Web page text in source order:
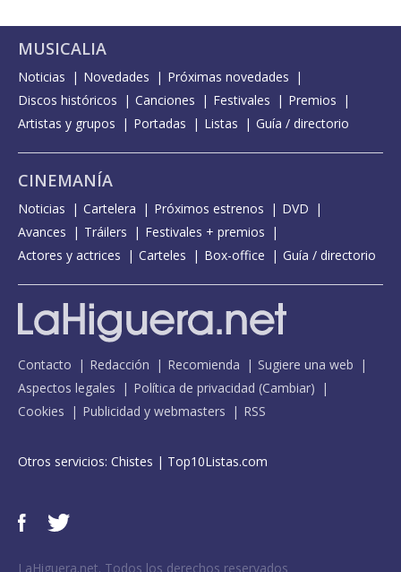
MUSICALIA
Noticias Novedades
Próximas novedades
Discos históricos
Canciones Festivales
Premios
Artistas y grupos
Portadas Listas Guía / directorio
CINEMANÍA
Noticias Cartelera Próximos estrenos
DVD
Avances
Tráilers
Festivales + premios
Actores y actrices
Carteles Box-office Guía / directorio
Contacto Redacción Recomienda
Sugiere una web
Aspectos legales
Política de privacidad (Cambiar)
Cookies
Publicidad y webmasters RSS
Otros servicios: Chistes | Top10Listas.com
LaHiguera.net. Todos los derechos reservados